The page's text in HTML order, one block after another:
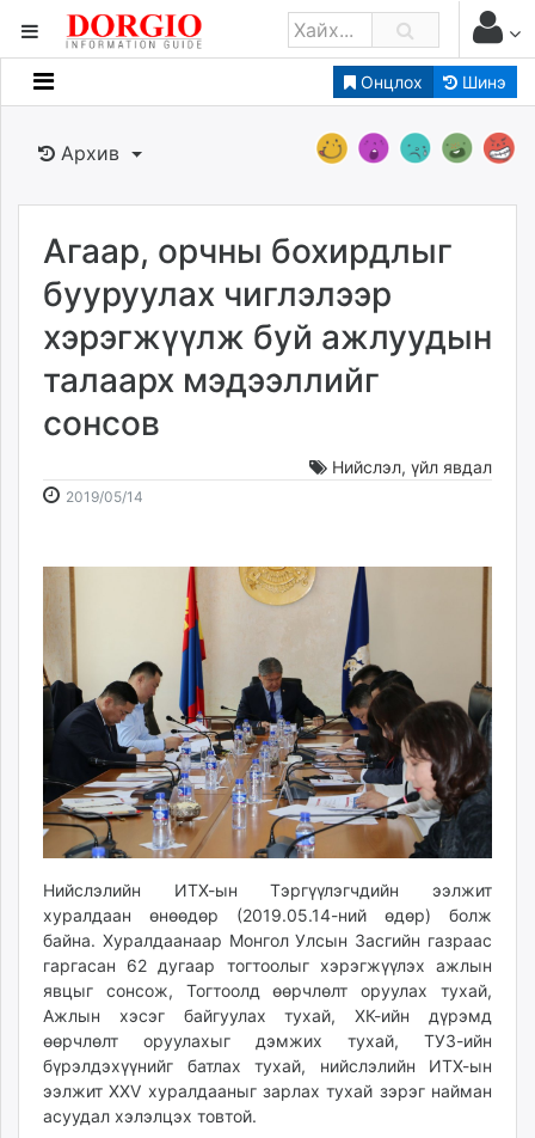
Онцлох Шинэ
Мэдээллийн
Банк санхүү
Бизнес ААН
Төрийн
Нийслэлийн
dorgio.mn
Gogo.mn
news.mn
Baabar.mn
mnb.mn
Livetv.mn
Eguur.mn
24tsag.mn
shuud.mn
eagle.mn
ergelt.mn
zarig.mn
today.mn
zuv.mn
mminfo.mn
ugluu.mn
urlag.mn
unen.mn
asu.mn
shuurhai.mn
unuudur.mn
isee.mn
Архив
Агаар, орчны бохирдлыг
бууруулах чиглэлээр
хэрэгжүүлж буй ажлуудын
талаарх мэдээллийг
сонсов
Нийслэл, үйл явдал
2019/05/14
19:38:59
15:46:51
Нийслэлийн ИТХ-ын Тэргүүлэгчдийн ээлжит
хуралдаан өнөөдөр (2019.05.14-ний өдөр) болж
байна. Хуралдаанаар Монгол Улсын Засгийн газраас
гаргасан 62 дугаар тогтоолыг хэрэгжүүлэх ажлын
явцыг сонсож, Тогтоолд өөрчлөлт оруулах тухай,
Ажлын хэсэг байгуулах тухай, ХК-ийн дүрэмд
өөрчлөлт оруулахыг дэмжих тухай, ТУЗ-ийн
бүрэлдэхүүнийг батлах тухай, нийслэлийн ИТХ-ын
ээлжит XXV хуралдааныг зарлах тухай зэрэг найман
асуудал хэлэлцэх товтой.